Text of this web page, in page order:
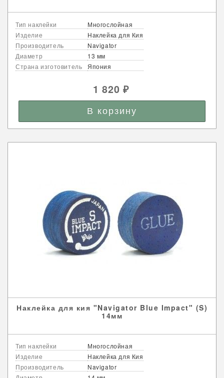
Тип наклейки
Многослойная
Изделие
Наклейка для Кия
Производитель
Navigator
Диаметр
13 мм
Страна изготовитель
Япония
1 820 ₽
Наклейка для кия "Navigator Blue Impact" (S)
14мм
Тип наклейки
Многослойная
Изделие
Наклейка для Кия
Производитель
Navigator